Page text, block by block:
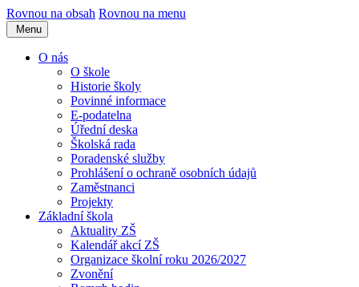
Rovnou na obsah Rovnou na menu
Menu
O nás
O škole
Historie školy
Povinné informace
E-podatelna
Úřední deska
Školská rada
Poradenské služby
Prohlášení o ochraně osobních údajů
Zaměstnanci
Projekty
Základní škola
Aktuality ZŠ
Kalendář akcí ZŠ
Organizace školní roku 2026/2027
Zvonění